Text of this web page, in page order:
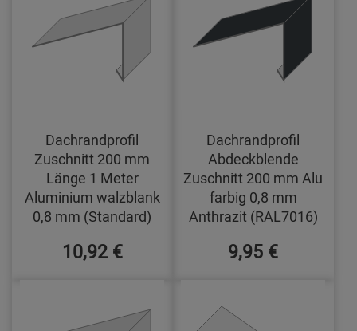
Dachrandprofil
Zuschnitt 200 mm
Länge 1 Meter
Aluminium walzblank
0,8 mm (Standard)
10,92 €
Dachrandprofil
Abdeckblende
Zuschnitt 200 mm Alu
farbig 0,8 mm
Anthrazit (RAL7016)
9,95 €